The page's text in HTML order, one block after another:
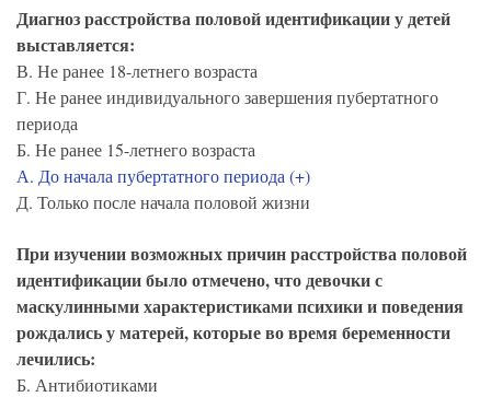
Диагноз расстройства половой идентификации у детей
выставляется:
В. Не ранее 18-летнего возраста
Г. Не ранее индивидуального завершения пубертатного
периода
Б. Не ранее 15-летнего возраста
А. До начала пубертатного периода (+)
Д. Только после начала половой жизни
При изучении возможных причин расстройства половой
идентификации было отмечено, что девочки с
маскулинными характеристиками психики и поведения
рождались у матерей, которые во время беременности
лечились:
Б. Антибиотиками